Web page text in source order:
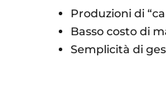
Produzioni di
Basso costo di
Semplicità di